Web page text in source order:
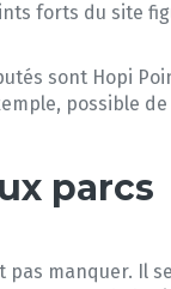
forts du site
sont Hopi
possible
parcs
pas manquer. Il